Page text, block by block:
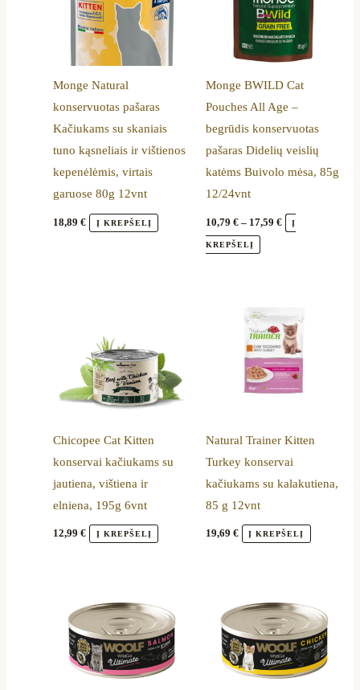
Monge Natural
konservuotas pašaras
Kačiukams su skaniais
tuno kąsneliais ir vištienos
kepenėlėmis, virtais
garuose 80g 12vnt
18,89€ Į KREPŠELĮ
Monge BWILD Cat
Pouches All Age –
begrūdis konservuotas
pašaras Didelių veislių
katėms Buivolo mėsa, 85g
12/24vnt
10,79 € – 17,59 € Į
KREPŠELĮ
multiple
variants.
The
may
be
chosen
on
the
page
Chicopee Cat Kitten
konservai kačiukams su
jautiena, vištiena ir
elniena, 195g 6vnt
12,99€ Į KREPŠELĮ
Natural Trainer Kitten
Turkey konservai
kačiukams su kalakutiena,
85 g 12vnt
19,69 € Į KREPŠELĮ